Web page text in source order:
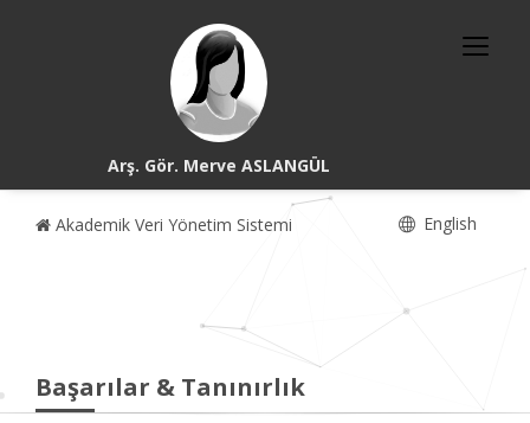
Arş. Gör. Merve ASLANGÜL
Akademik Veri Yönetim Sistemi English
Başarılar & Tanınırlık